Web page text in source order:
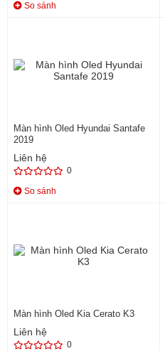
So sánh
Màn hình Oled Hyundai Santafe
2019
Liên hệ
0
So sánh
Màn hình Oled Kia Cerato K3
Liên hệ
0